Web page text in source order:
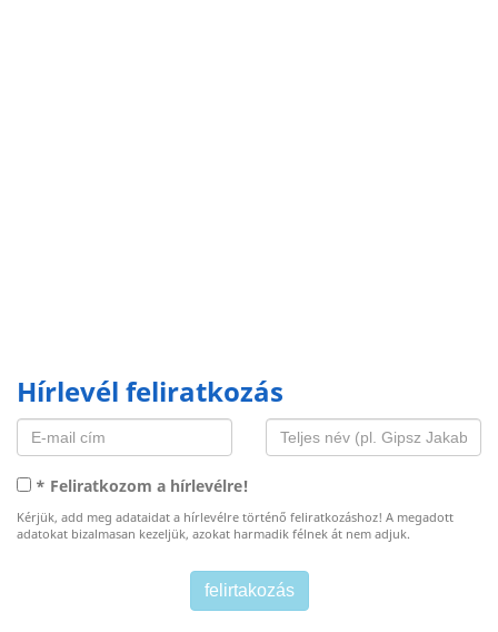
Hírlevél feliratkozás
* Feliratkozom a hírlevélre!
Kérjük, add meg adataidat a hírlevélre történő feliratkozáshoz! A megadott
adatokat bizalmasan kezeljük, azokat harmadik félnek át nem adjuk.